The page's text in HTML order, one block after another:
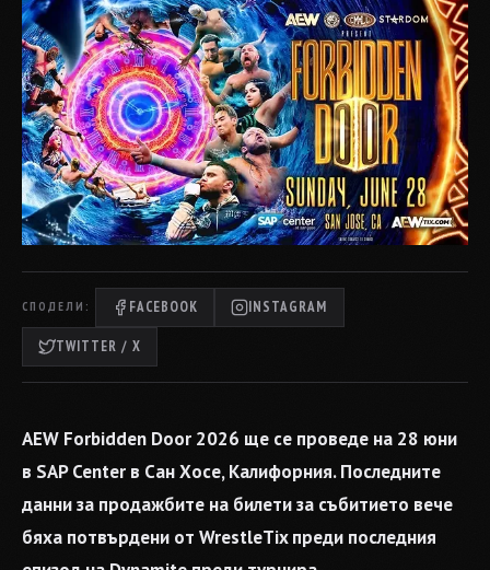
СПОДЕЛИ: FACEBOOK INSTAGRAM
TWITTER / X
AEW Forbidden Door 2026 ще се проведе на 28 юни
в SAP Center в Сан Хосе, Калифорния. Последните
данни за продажбите на билети за събитието вече
бяха потвърдени от WrestleTix преди последния